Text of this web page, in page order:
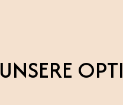
UNSERE